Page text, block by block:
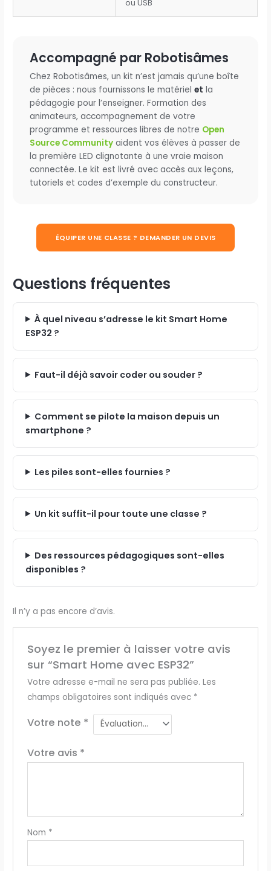
ou USB
Accompagné par Robotisâmes
Chez Robotisâmes, un kit n’est jamais qu’une boîte
de pièces : nous fournissons le matérielet la
pédagogie pour l’enseigner. Formation des
animateurs, accompagnement de votre
programme et ressources libres de notre Open
Source Community aident vos élèves à passer de
la première LED clignotante à une vraie maison
connectée. Le kit est livré avec accès aux leçons,
tutoriels et codes d’exemple du constructeur.
ÉQUIPER UNE CLASSE ? DEMANDER UN DEVIS
Questions fréquentes
À quel niveau s’adresse le kit Smart Home
ESP32 ?
Faut-il déjà savoir coder ou souder ?
Comment se pilote la maison depuis un
smartphone ?
Les piles sont-elles fournies ?
Un kit suffit-il pour toute une classe ?
Des ressources pédagogiques sont-elles
disponibles ?
Il n’y a pas encore d’avis.
Soyez le premier à laisser votre avis
sur “Smart Home avec ESP32”
Votre adresse e-mail ne sera pas publiée. Les
champs obligatoires sont indiqués avec *
Votre note *
Votre avis *
Nom *